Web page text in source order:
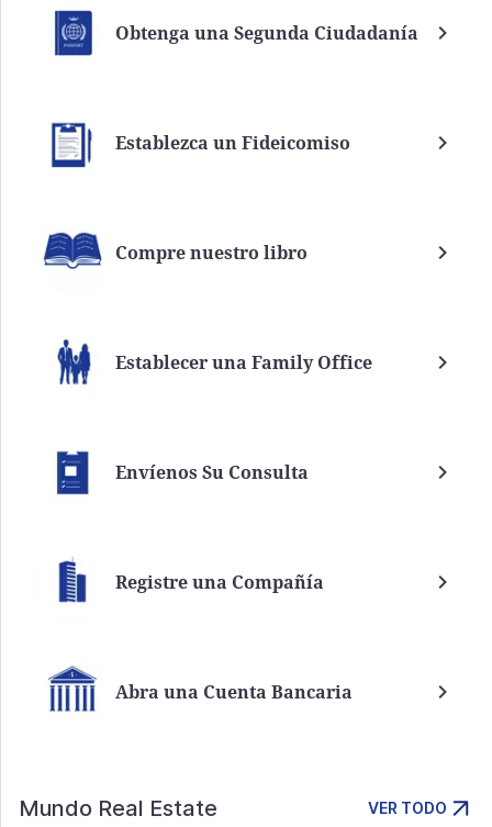
Obtenga una Segunda Ciudadanía
Establezca un Fideicomiso
Compre nuestro libro
Establecer una Family Office
Envíenos Su Consulta
Registre una Compañía
Abra una Cuenta Bancaria
Mundo Real Estate VER TODO